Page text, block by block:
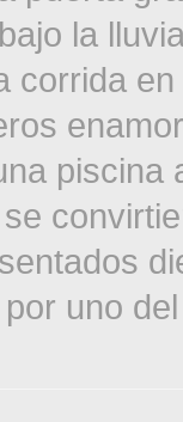
la
corrida
piscina
uno